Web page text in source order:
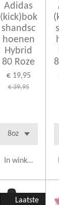
Adidas
(kick)bok
shandsc
hoenen
Hybrid
80 Roze
€ 19,95
€ 39,95
In winkelwagen
Laatste